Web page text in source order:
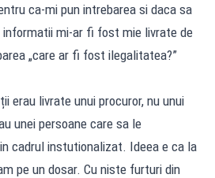
ca-mi pun intrebarea si daca sa
informatii mi-ar fi fost mie livrate de
„care ar fi fost ilegalitatea?”
erau livrate unui procuror, nu unui
unei persoane care sa le
cadrul instutionalizat. Ideea e ca la
pe un dosar. Cu niste furturi din